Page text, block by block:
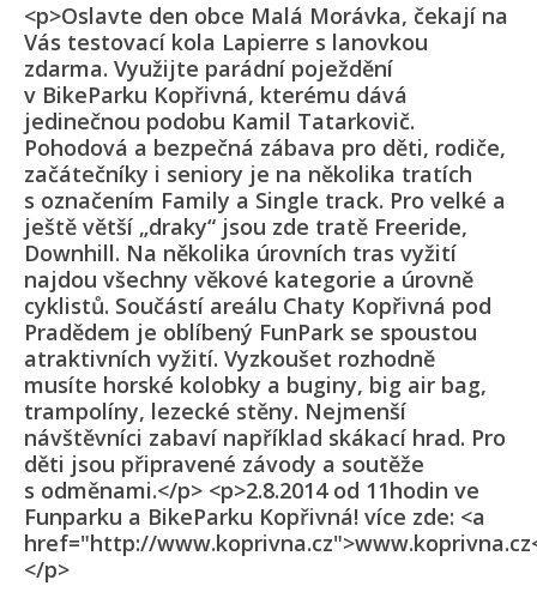
<p>Oslavte den obce Malá Morávka, čekají na
Vás testovací kola Lapierre s lanovkou
zdarma. Využijte parádní poježdění
v BikeParku Kopřivná, kterému dává
jedinečnou podobu Kamil Tatarkovič.
Pohodová a bezpečná zábava pro děti, rodiče,
začátečníky i seniory je na několika tratích
s označením Family a Single track. Pro velké a
ještě větší „draky“ jsou zde tratě Freeride,
Downhill. Na několika úrovních tras vyžití
najdou všechny věkové kategorie a úrovně
cyklistů. Součástí areálu Chaty Kopřivná pod
Pradědem je oblíbený FunPark se spoustou
atraktivních vyžití. Vyzkoušet rozhodně
musíte horské kolobky a buginy, big air bag,
trampolíny, lezecké stěny. Nejmenší
návštěvníci zabaví například skákací hrad. Pro
děti jsou připravené závody a soutěže
s odměnami.</p> <p>2.8.2014 od 11hodin ve
Funparku a BikeParku Kopřivná! více zde: <a
href="http://
</p>